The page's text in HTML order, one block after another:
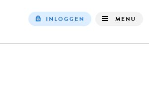
INLOGGEN MENU